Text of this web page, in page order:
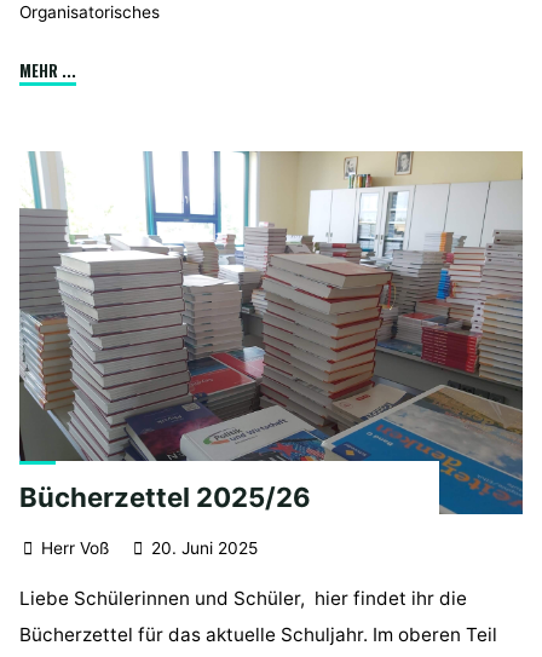
Organisatorisches
MEHR ...
Sommerferien"
Bücherzettel 2025/26
Herr Voß 20. Juni 2025
Liebe Schülerinnen und Schüler, hier findet ihr die
Bücherzettel für das aktuelle Schuljahr. Im oberen Teil